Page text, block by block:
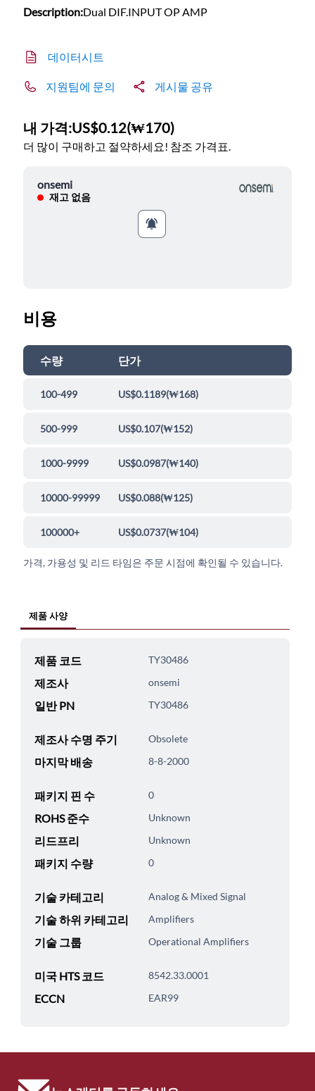
Description:Dual DIF.INPUT OP AMP
데이터시트
지원팀에 문의 게시물 공유
내 가격:US$0.12(₩170)
더 많이 구매하고 절약하세요! 참조 가격표.
onsemi
재고 없음
비용
수량 단가
100-499 US$0.1189(₩168)
500-999 US$0.107(₩152)
1000-9999 US$0.0987(₩140)
10000-99999 US$0.088(₩125)
100000+ US$0.0737(₩104)
가격, 가용성 및 리드 타임은 주문 시점에 확인될 수 있습니다.
제품 사양
제품 코드 TY30486
제조사 onsemi
일반 PN TY30486
제조사 수명 주기 Obsolete
마지막 배송 8-8-2000
패키지 핀 수 0
ROHS 준수 Unknown
리드프리 Unknown
패키지 수량 0
기술 카테고리 Analog & Mixed Signal
기술 하위 카테고리 Amplifiers
기술 그룹 Operational Amplifiers
미국 HTS 코드 8542.33.0001
ECCN EAR99